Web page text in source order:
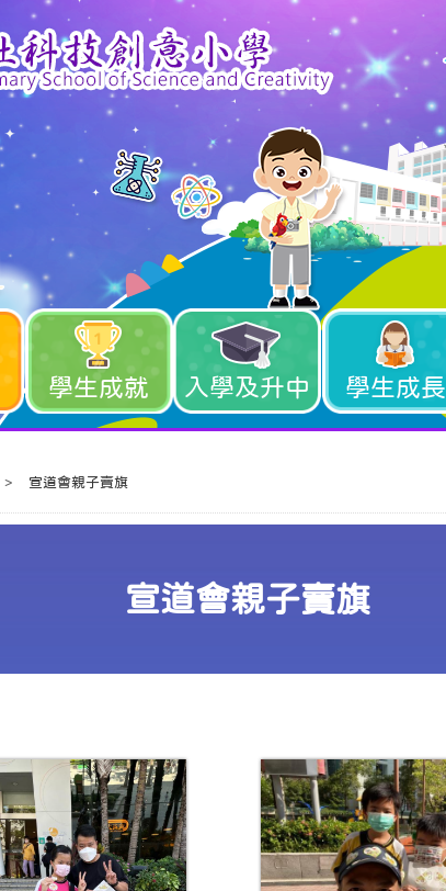
學生成就 入學及升中 學生成長
> 宣道會親子賣旗
宣道會親子賣旗